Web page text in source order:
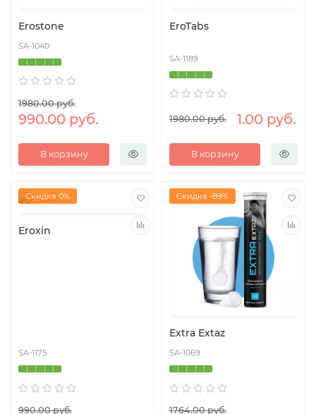
Erostone
SA-1040
1980.00 руб.
990.00 руб.
В корзину
EroTabs
SA-1189
1980.00 руб. 1.00 руб.
В корзину
Скидка 0%
Eroxin
SA-1175
990.00 руб.
Скидка -89%
Extra Extaz
SA-1069
1764.00 руб.